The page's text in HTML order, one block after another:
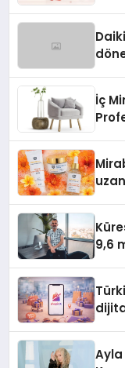
İç
9,6
Ayla